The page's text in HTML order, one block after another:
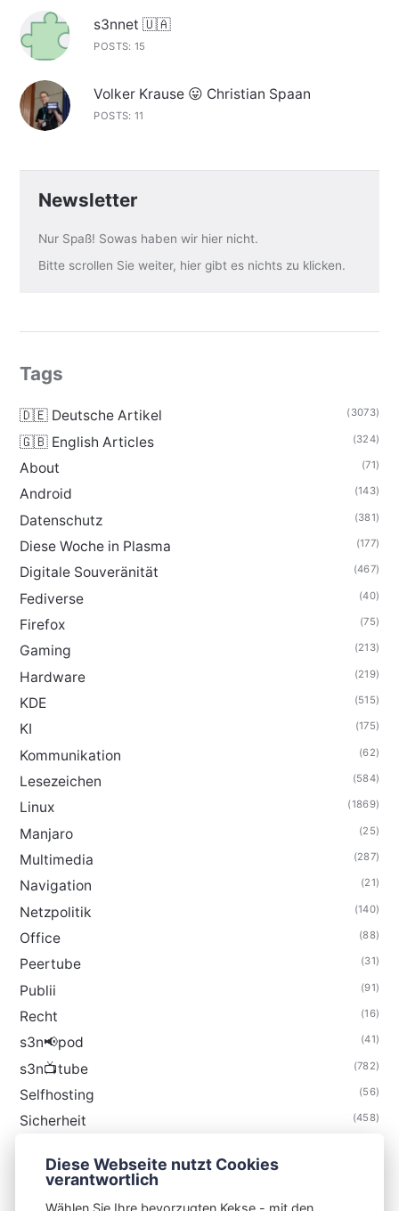
s3nnet 🇺🇦
POSTS: 15
Volker Krause 😛 Christian Spaan
POSTS: 11
Newsletter
Nur Spaß! Sowas haben wir hier nicht.
Bitte scrollen Sie weiter, hier gibt es nichts zu klicken.
Tags
🇩🇪 Deutsche Artikel (3073)
🇬🇧 English Articles (324)
About (71)
Android (143)
Datenschutz (381)
Diese Woche in Plasma (177)
Digitale Souveränität (467)
Fediverse (40)
Firefox (75)
Gaming (213)
Hardware (219)
KDE (515)
KI (175)
Kommunikation (62)
Lesezeichen (584)
Linux (1869)
Manjaro (25)
Multimedia (287)
Navigation (21)
Netzpolitik (140)
Office (88)
Peertube (31)
Publii (91)
Recht (16)
s3n📢pod (41)
s3n📺tube (782)
Selfhosting (56)
Sicherheit (458)
Thunderbird
Diese Webseite nutzt Cookies
verantwortlich